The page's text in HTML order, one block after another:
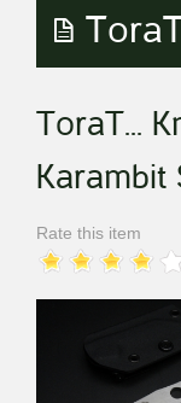
ToraT...
Karambit
Rate this item